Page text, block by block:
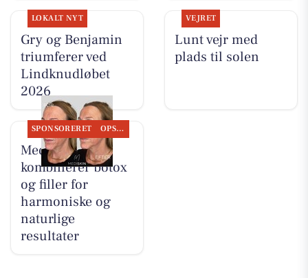
LOKALT NYT
Gry og Benjamin
triumferer ved
Lindknudløbet
2026
VEJRET
Lunt vejr med
plads til solen
SPONSORERET OPSLAGSTAVLEN
MediSkin
kombinerer botox
og filler for
harmoniske og
naturlige
resultater